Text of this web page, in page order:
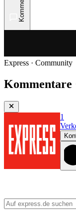
Express · Community
Kommentare
1